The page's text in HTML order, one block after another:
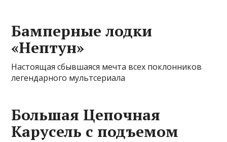
Бамперные лодки
«Нептун»
Настоящая сбывшаяся мечта всех поклонников
легендарного мультсериала
Большая Цепочная
Карусель с подъемом